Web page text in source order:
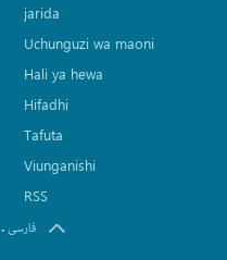
jarida
Uchunguzi wa maoni
Hali ya hewa
Hifadhi
Tafuta
Viunganishi
RSS
.فارسی